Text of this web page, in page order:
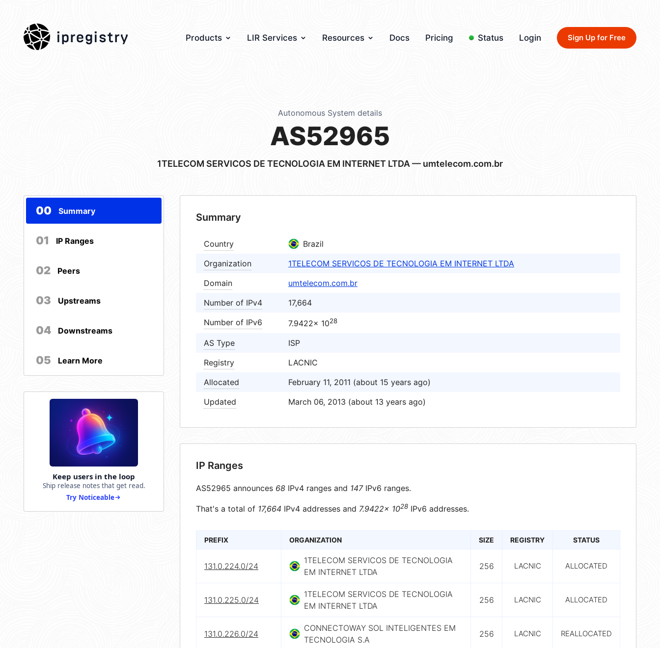
ipregistry Products LIR Services Resources Docs Pricing Status Login Sign Up for Free
Autonomous System details
AS52965
1TELECOM SERVICOS DE TECNOLOGIA EM INTERNET LTDA — umtelecom.com.br
00 Summary
01 IP Ranges
02 Peers
03 Upstreams
04 Downstreams
05 Learn More
Keep users in the loop
Ship release notes that get read.
Try Noticeable
Summary
Country
Brazil
Organization
1TELECOM SERVICOS DE TECNOLOGIA EM INTERNET LTDA
Domain
umtelecom.com.br
Number of IPv4
17,664
Number of IPv6
7.9422× 1028
AS Type
ISP
Registry
LACNIC
Allocated
February 11, 2011 (about 15 years ago)
Updated
March 06, 2013 (about 13 years ago)
IP Ranges
AS52965 announces 68 IPv4 ranges and 147IPv6 ranges.
That's a total of 17,664 IPv4 addresses and 7.9422× 1028 IPv6 addresses.
PREFIX ORGANIZATION SIZE REGISTRY STATUS
131.0.224.0/24
1TELECOM SERVICOS DE TECNOLOGIA
EM INTERNET LTDA
256 LACNIC ALLOCATED
131.0.225.0/24
1TELECOM SERVICOS DE TECNOLOGIA
EM INTERNET LTDA
256 LACNIC ALLOCATED
131.0.226.0/24
CONNECTOWAY SOL INTELIGENTES EM
TECNOLOGIA S.A
256 LACNIC REALLOCATED